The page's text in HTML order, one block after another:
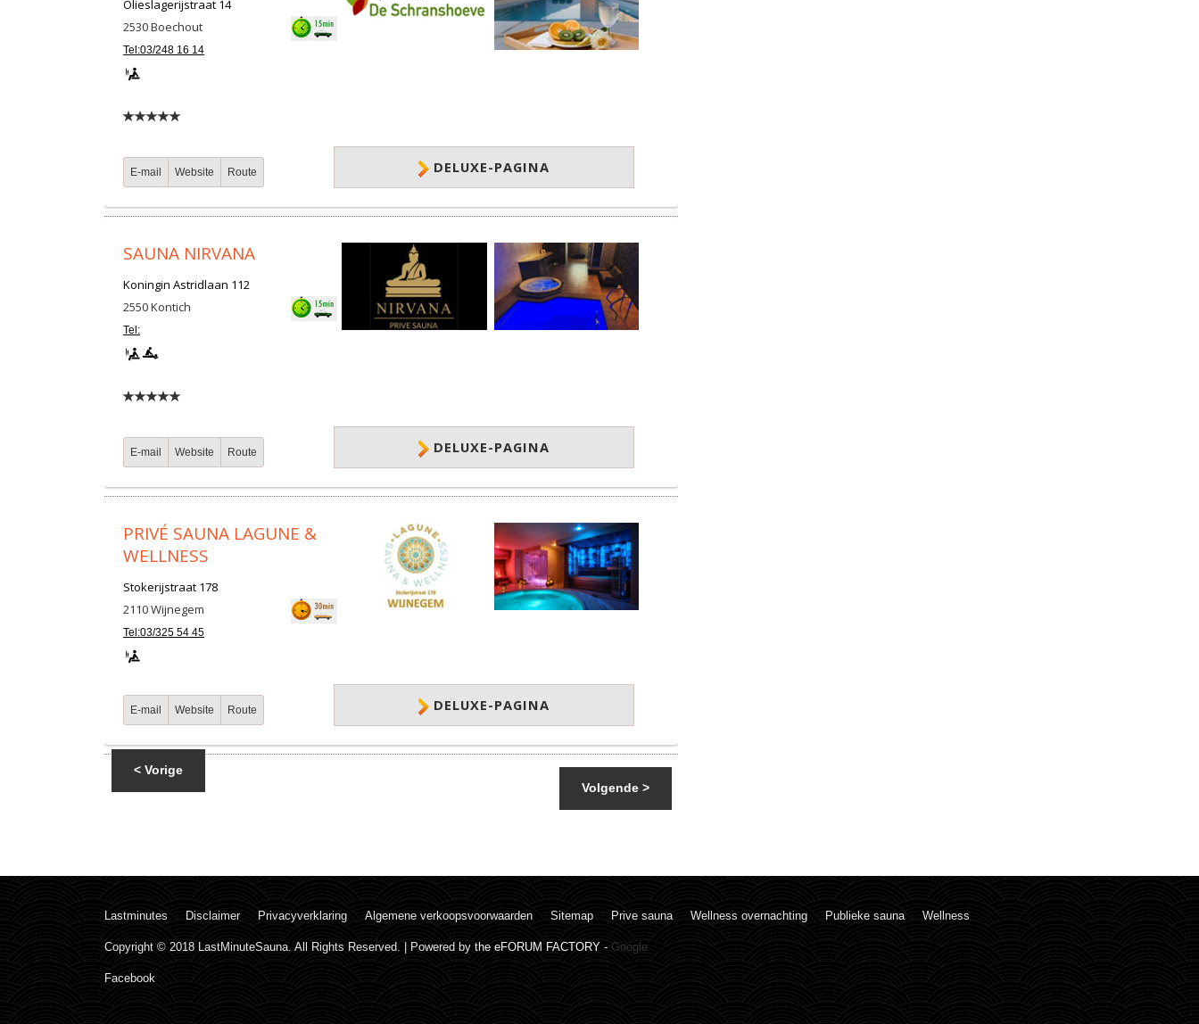
Olieslagerijstraat 14
2530Boechout
Tel:03/248 16 14
E-mail Website Route DELUXE-PAGINA
SAUNA NIRVANA
Koningin Astridlaan 112
2550Kontich
Tel:
E-mail Website Route DELUXE-PAGINA
PRIVÉ SAUNA LAGUNE &
WELLNESS
Stokerijstraat 178
2110Wijnegem
Tel:03/325 54 45
E-mail Website Route DELUXE-PAGINA
< Vorige
Volgende >
Lastminutes Disclaimer Privacyverklaring Algemene verkoopsvoorwaarden Sitemap Prive sauna Wellness overnachting Publieke sauna Wellness
Copyright © 2018 LastMinuteSauna. All Rights Reserved. | Powered by the eFORUM FACTORY - Google
Facebook